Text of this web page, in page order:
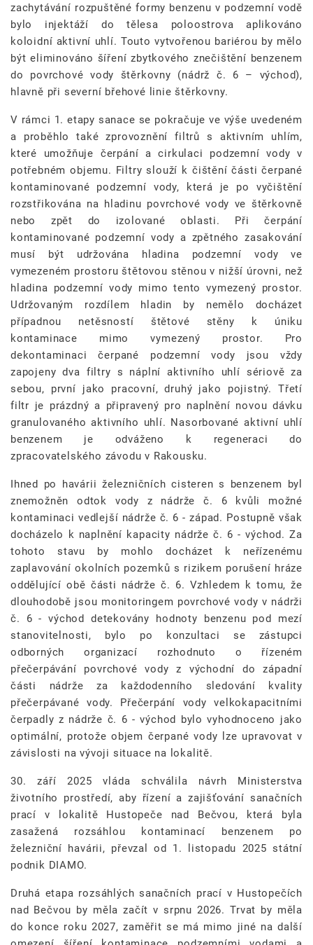
zachytávání rozpuštěné formy benzenu v podzemní vodě
bylo injektáží do tělesa poloostrova aplikováno
koloidní aktivní uhlí. Touto vytvořenou bariérou by mělo
být eliminováno šíření zbytkového znečištění benzenem
do povrchové vody štěrkovny (nádrž č. 6 – východ),
hlavně při severní břehové linie štěrkovny.
V rámci 1. etapy sanace se pokračuje ve výše uvedeném
a proběhlo také zprovoznění filtrů s aktivním uhlím,
které umožňuje čerpání a cirkulaci podzemní vody v
potřebném objemu. Filtry slouží k čištění části čerpané
kontaminované podzemní vody, která je po vyčištění
rozstřikována na hladinu povrchové vody ve štěrkovně
nebo zpět do izolované oblasti. Při čerpání
kontaminované podzemní vody a zpětného zasakování
musí být udržována hladina podzemní vody ve
vymezeném prostoru štětovou stěnou v nižší úrovni, než
hladina podzemní vody mimo tento vymezený prostor.
Udržovaným rozdílem hladin by nemělo docházet
případnou netěsností štětové stěny k úniku
kontaminace mimo vymezený prostor. Pro
dekontaminaci čerpané podzemní vody jsou vždy
zapojeny dva filtry s náplní aktivního uhlí sériově za
sebou, první jako pracovní, druhý jako pojistný. Třetí
filtr je prázdný a připravený pro naplnění novou dávku
granulovaného aktivního uhlí. Nasorbované aktivní uhlí
benzenem je odváženo k regeneraci do
zpracovatelského závodu v Rakousku.
Ihned po havárii železničních cisteren s benzenem byl
znemožněn odtok vody z nádrže č. 6 kvůli možné
kontaminaci vedlejší nádrže č. 6 - západ. Postupně však
docházelo k naplnění kapacity nádrže č. 6 - východ. Za
tohoto stavu by mohlo docházet k neřízenému
zaplavování okolních pozemků s rizikem porušení hráze
oddělující obě části nádrže č. 6. Vzhledem k tomu, že
dlouhodobě jsou monitoringem povrchové vody v nádrži
č. 6 - východ detekovány hodnoty benzenu pod mezí
stanovitelnosti, bylo po konzultaci se zástupci
odborných organizací rozhodnuto o řízeném
přečerpávání povrchové vody z východní do západní
části nádrže za každodenního sledování kvality
přečerpávané vody. Přečerpání vody velkokapacitními
čerpadly z nádrže č. 6 - východ bylo vyhodnoceno jako
optimální, protože objem čerpané vody lze upravovat v
závislosti na vývoji situace na lokalitě.
30. září 2025 vláda schválila návrh Ministerstva
životního prostředí, aby řízení a zajišťování sanačních
prací v lokalitě Hustopeče nad Bečvou, která byla
zasažená rozsáhlou kontaminací benzenem po
železniční havárii, převzal od 1. listopadu 2025 státní
podnik DIAMO.
Druhá etapa rozsáhlých sanačních prací v Hustopečích
nad Bečvou by měla začít v srpnu 2026. Trvat by měla
do konce roku 2027, zaměřit se má mimo jiné na další